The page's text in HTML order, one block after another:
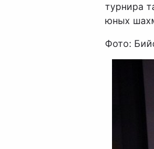
турнира
юных
Фото: